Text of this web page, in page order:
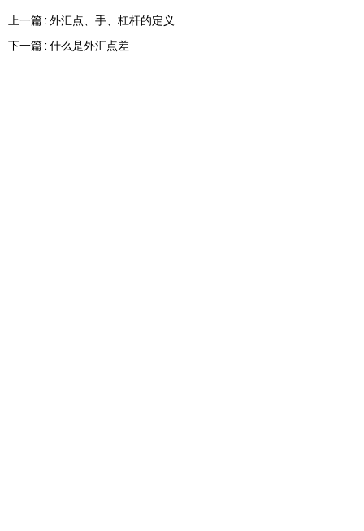
上一篇 : 外汇点、手、杠杆的定义
下一篇 : 什么是外汇点差